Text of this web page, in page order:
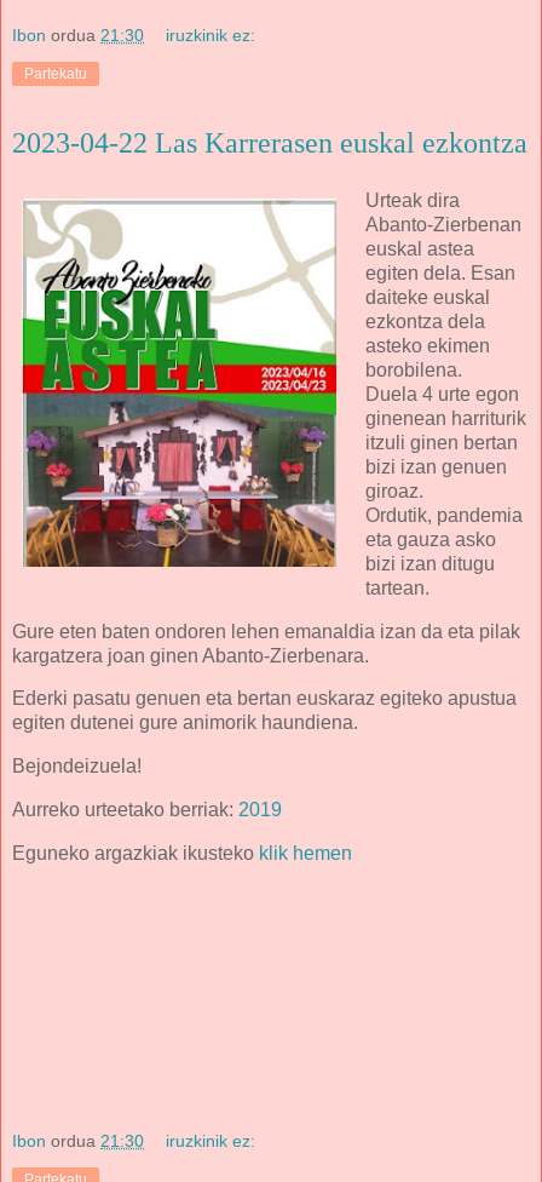
Ibon ordua 21:30 iruzkinik ez:
Partekatu
2023-04-22 Las Karrerasen euskal ezkontza
Urteak dira
Abanto-Zierbenan
euskal astea
egiten dela. Esan
daiteke euskal
ezkontza dela
asteko ekimen
borobilena.
Duela 4 urte egon
ginenean harriturik
itzuli ginen bertan
bizi izan genuen
giroaz.
Ordutik, pandemia
eta gauza asko
bizi izan ditugu
tartean.
Gure eten baten ondoren lehen emanaldia izan da eta pilak
kargatzera joan ginen Abanto-Zierbenara.
Ederki pasatu genuen eta bertan euskaraz egiteko apustua
egiten dutenei gure animorik haundiena.
Bejondeizuela!
Aurreko urteetako berriak: 2019
Eguneko argazkiak ikusteko klik hemen
Ibon ordua 21:30 iruzkinik ez: